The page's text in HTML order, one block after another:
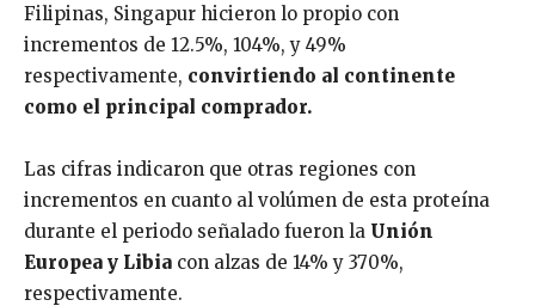
Filipinas, Singapur hicieron lo propio con
incrementos de 12.5%, 104%, y 49%
respectivamente, convirtiendo al continente
como el principal comprador.
Las cifras indicaron que otras regiones con
incrementos en cuanto al volúmen de esta proteína
durante el periodo señalado fueron la Unión
Europea y Libia con alzas de 14% y 370%,
respectivamente.